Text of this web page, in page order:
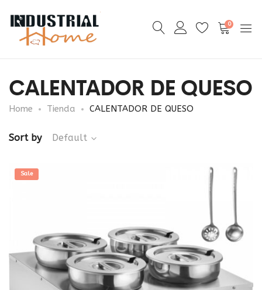
0
CALENTADOR DE QUESO
Home Tienda CALENTADOR DE QUESO
Sort by Default
Sale